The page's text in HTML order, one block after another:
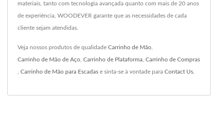
materiais, tanto com tecnologia avançada quanto com mais de 20 anos
de experiência, WOODEVER garante que as necessidades de cada
cliente sejam atendidas.
Veja nossos produtos de qualidade Carrinho de Mão
Carrinho de Mão de Aço Carrinho de Plataforma Carrinho de Compras
Carrinho de Mão para Escadas e sinta-se à vontade para Contact Us